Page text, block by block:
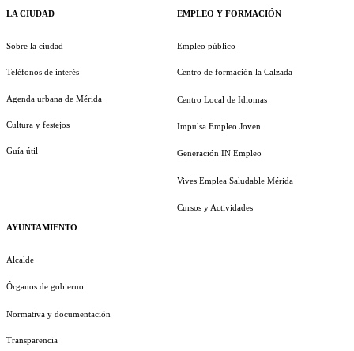
LA CIUDAD
Sobre la ciudad
Teléfonos de interés
Agenda urbana de Mérida
Cultura y festejos
Guía útil
AYUNTAMIENTO
Alcalde
Órganos de gobierno
Normativa y documentación
Transparencia
EMPLEO Y FORMACIÓN
Empleo público
Centro de formación la Calzada
Centro Local de Idiomas
Impulsa Empleo Joven
Generación IN Empleo
Vives Emplea Saludable Mérida
Cursos y Actividades